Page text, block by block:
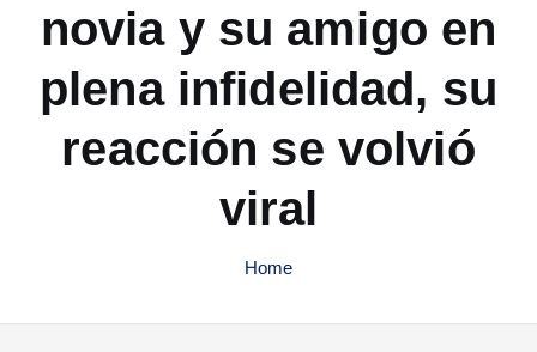
novia y su amigo en
plena infidelidad, su
reacción se volvió
viral
Home